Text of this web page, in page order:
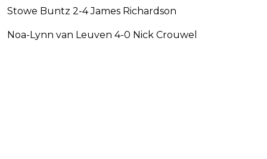
Stowe Buntz 2-4 James Richardson
Noa-Lynn van Leuven 4-0 Nick Crouwel